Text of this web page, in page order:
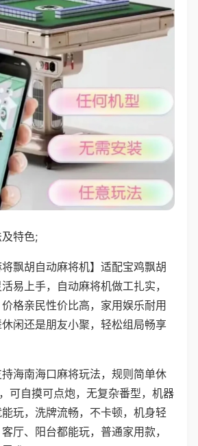
特色;
将飘胡自动麻将机】适配宝鸡飘胡
易上手，自动麻将机做工扎实，
格亲民性价比高，家用娱乐耐用
闲还是朋友小聚，轻松组局畅享
海南海口麻将玩法，规则简单休
可自摸可点炮，无复杂番型，机器
玩，洗牌流畅，不卡顿，机身轻
厅、阳台都能玩，普通家用款，